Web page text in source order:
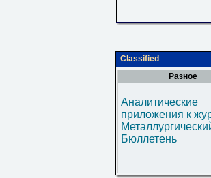
Classified
Разное
Аналитические
приложения к
Бюллетень